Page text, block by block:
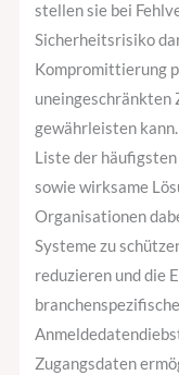
stellen sie bei
Sicherheitsrisiko
Kompromittierung
gewährleisten
Liste der
sowie wirksame
Organisationen
Systeme zu
reduzieren und die
Zugangsdaten
Access
Management
minimiert?